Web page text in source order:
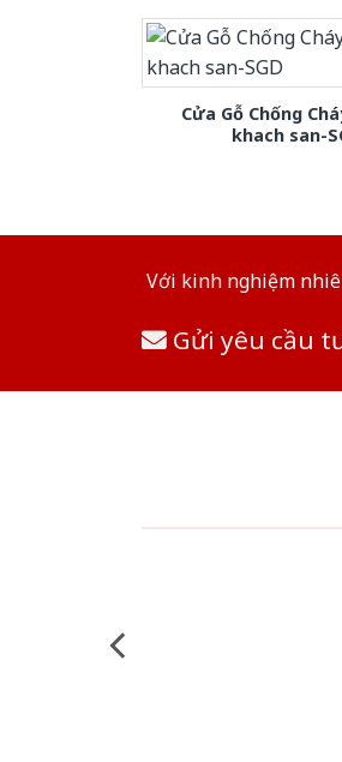
Cửa Gỗ Chống
khach san-
Với kinh nghiệm
Gửi yêu cầu